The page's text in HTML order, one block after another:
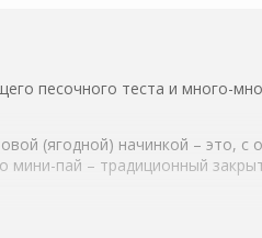
песочного теста и много-
(ягодной) начинкой – это,
мини-пай – традиционный